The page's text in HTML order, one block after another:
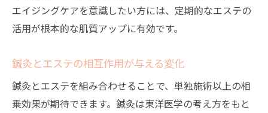
エイジングケアを意識したい方には、定期的なエステの
活用が根本的な肌質アップに有効です。
鍼灸とエステの相互作用が与える変化
鍼灸とエステを組み合わせることで、単独施術以上の相
乗効果が期待できます。鍼灸は東洋医学の考え方をもと